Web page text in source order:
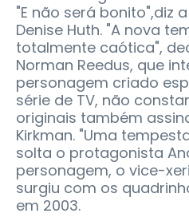
"E não será bonito",diz
Denise Huth. "A nova
totalmente caótica",
Norman Reedus, que
personagem criado
série de TV, não
originais também
Kirkman. "Uma
solta o protagonista
personagem, o vice-
surgiu com os
em 2003.